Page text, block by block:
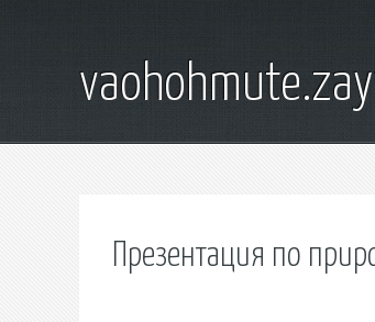
Презентация по